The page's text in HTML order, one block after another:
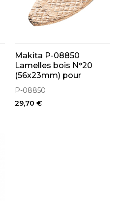
Makita P-08850
Lamelles bois N°20
(56x23mm) pour
lamelleuse 1000p
P-08850
29,70 €